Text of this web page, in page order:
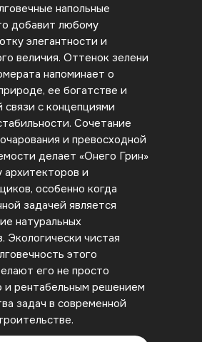
напольные
добавит любому
элегантности и
величия. Оттенок зелени
напоминает о
ее богатстве и
связи с концепциями
Сочетание
и превосходной
делает «Онего Грин»
и
особенно когда
задачей является
натуральных
Экологически чистая
этого
его не просто
и рентабельным решением
задач в современной